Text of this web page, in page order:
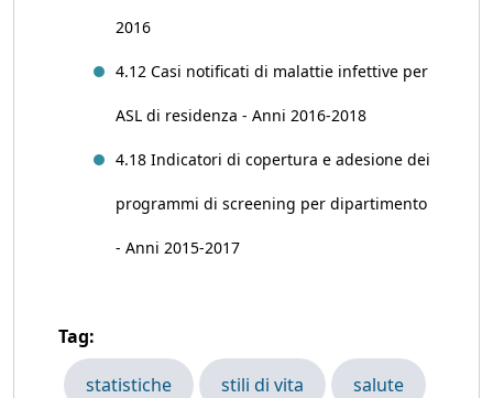
2016
4.12 Casi notificati di malattie infettive per
ASL di residenza - Anni 2016-2018
4.18 Indicatori di copertura e adesione dei
programmi di screening per dipartimento
- Anni 2015-2017
Tag:
statistiche
stili di vita salute